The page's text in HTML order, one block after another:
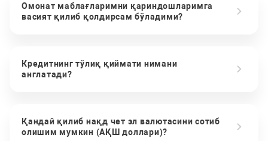
Омонат маблағларимни қариндошларимга
васият қилиб қолдирсам бўладими?
Кредитнинг тўлиқ қиймати нимани
англатади?
Қандай қилиб нақд чет эл валютасини сотиб
олишим мумкин (АҚШ доллари)?